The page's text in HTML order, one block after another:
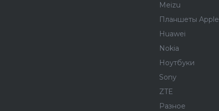
Meizu
Планшеты Apple
Huawei
Nokia
Ноутбуки
Sony
ZTE
Разное